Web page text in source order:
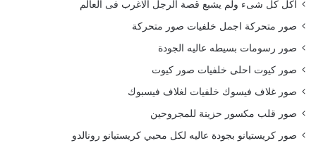
أكل كل شىء ولم يشبع قصة الرجل الاغرب فى العالم
صور متحركة اجمل خلفيات صور متحركة
صور رسومات بسيطه عاليه الجودة
صور كيوت احلى خلفيات صور كيوت
صور غلاف فيسوك خلفيات لغلاف فيسبوك
صور قلب مكسور حزينة للمجروحين
صور كريستيانو بجودة عاليه لكل محبي كريستيانو رونالدو